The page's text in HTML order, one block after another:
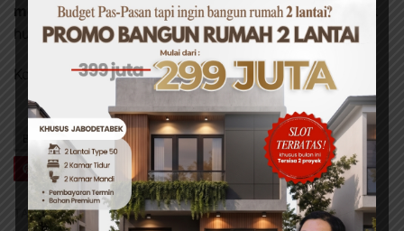
melalui WhatsAppdan dapatkan solusi terbaik untuk
hunian Anda.
Konsultasi Gratis :https://wa.me/0822-3000-0359
BAGIKAN INI Facebook WhatsApp
Pin It
TAG: #KLIK KONSTRUKSI